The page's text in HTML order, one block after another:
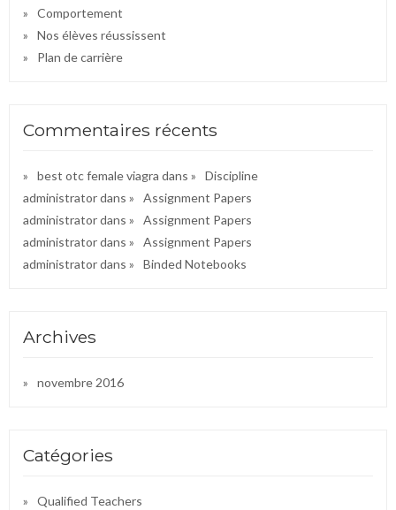
Comportement
Nos élèves réussissent
Plan de carrière
Commentaires récents
best otc female viagra dans
Discipline
administratordans
Assignment Papers
administratordans
Assignment Papers
administratordans
Assignment Papers
administratordans Binded Notebooks
Archives
novembre 2016
Catégories
Qualified Teachers